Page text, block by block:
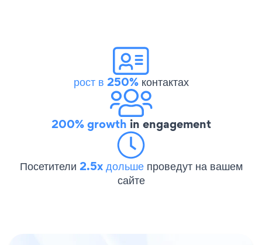
рост в 250%контактах
200% growth in engagement
Посетители 2.5x дольше проведут на вашем
сайте